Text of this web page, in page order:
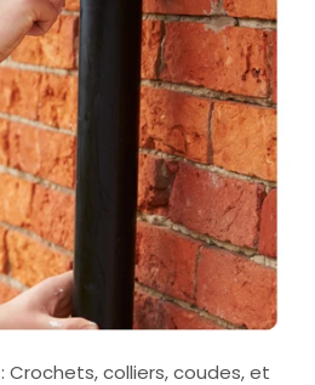
: Crochets, colliers, coudes, et